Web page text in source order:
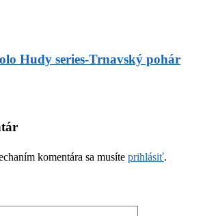
Hudy series-Trnavský pohár
komentára sa musíte prihlásiť.